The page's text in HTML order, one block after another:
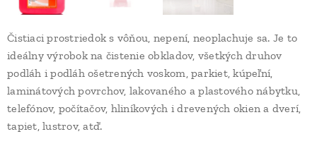
Čistiaci prostriedok s vôňou, nepení, neoplachuje sa. Je to
ideálny výrobok na čistenie obkladov, všetkých druhov
podláh i podláh ošetrených voskom, parkiet, kúpeľní,
laminátových povrchov, lakovaného a plastového nábytku,
telefónov, počítačov, hliníkových i drevených okien a dverí,
tapiet, lustrov, atď.